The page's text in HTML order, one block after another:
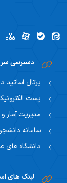
دسترسی
پرتال اساتید
پست
مدیریت آمار و
سامانه
دانشگاه های
لینک های